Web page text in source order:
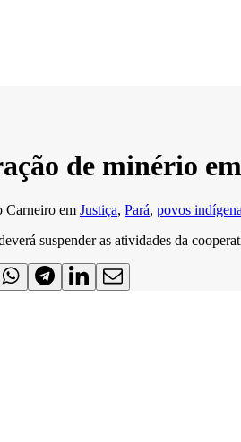
de minério
Carneiro em Justiça, Pará, povos
suspender as atividades da